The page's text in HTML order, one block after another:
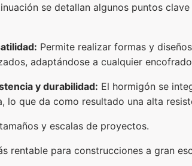
se detallan algunos puntos
Permite realizar formas y
adaptándose a cualquier
y durabilidad: El hormigón se
lo que da como resultado una alta
y escalas de proyectos.
rentable para construcciones a gran